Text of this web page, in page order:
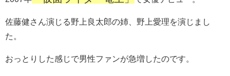
佐藤健さん演じる野上良太郎の姉、野上愛理を演じまし
た。
おっとりした感じで男性ファンが急増したのです。